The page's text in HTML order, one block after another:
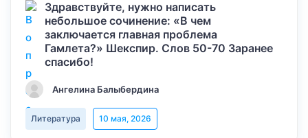
Здравствуйте, нужно написать
небольшое сочинение: «В чем
заключается главная проблема
Гамлета?» Шекспир. Слов 50-70 Заранее
спасибо!
Ангелина Балыбердина
Литература 10 мая, 2026